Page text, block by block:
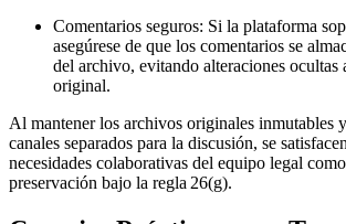
Comentarios seguros: Si la plataforma
asegúrese de que los comentarios se
del archivo, evitando alteraciones ocultas
original.
Al mantener los archivos originales inmutables
canales separados para la discusión, se
necesidades colaborativas del equipo legal
preservación bajo la regla 26(g).